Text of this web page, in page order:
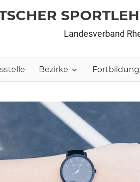
Landesverband
Bezirke Fortbildung